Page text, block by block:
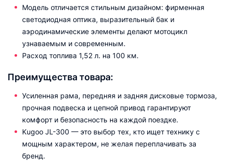
Модель отличается стильным дизайном: фирменная
светодиодная оптика, выразительный бак и
аэродинамические элементы делают мотоцикл
узнаваемым и современным.
Расход топлива 1,52 л. на 100 км.
Преимущества товара:
Усиленная рама, передняя и задняя дисковые тормоза,
прочная подвеска и цепной привод гарантируют
комфорт и безопасность на каждой поездке.
Kugoo JL-300 — это выбор тех, кто ищет технику с
мощным характером, не желая переплачивать за
бренд.